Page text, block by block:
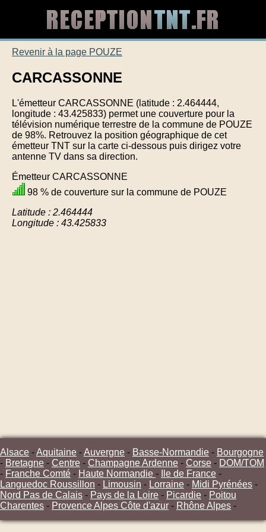
Revenir à la page POUZE
CARCASSONNE
L'émetteur CARCASSONNE (latitude : 2.464444,
longitude : 43.425833) permet une couverture pour la
télévision numérique terrestre de la commune de POUZE
de 98%. Retrouvez la position géographique de cet
émetteur TNT sur la carte ci-dessous puis dirigez votre
antenne TV dans sa direction.
Émetteur CARCASSONNE
98 % de couverture sur la commune de POUZE
Latitude : 2.464444
Longitude : 43.425833
Alsace -Aquitaine -Auvergne - Basse-Normandie - Bourgogne
- Bretagne - Centre - Champagne Ardenne - Corse - DOM/TOM
- Franche Comté - Haute Normandie - Ile de France -
Languedoc Roussillon - Limousin - Lorraine - Midi Pyrénées -
Nord Pas de Calais - Pays de la Loire - Picardie - Poitou
Charentes - Provence Alpes Côte d'azur - Rhône Alpes -